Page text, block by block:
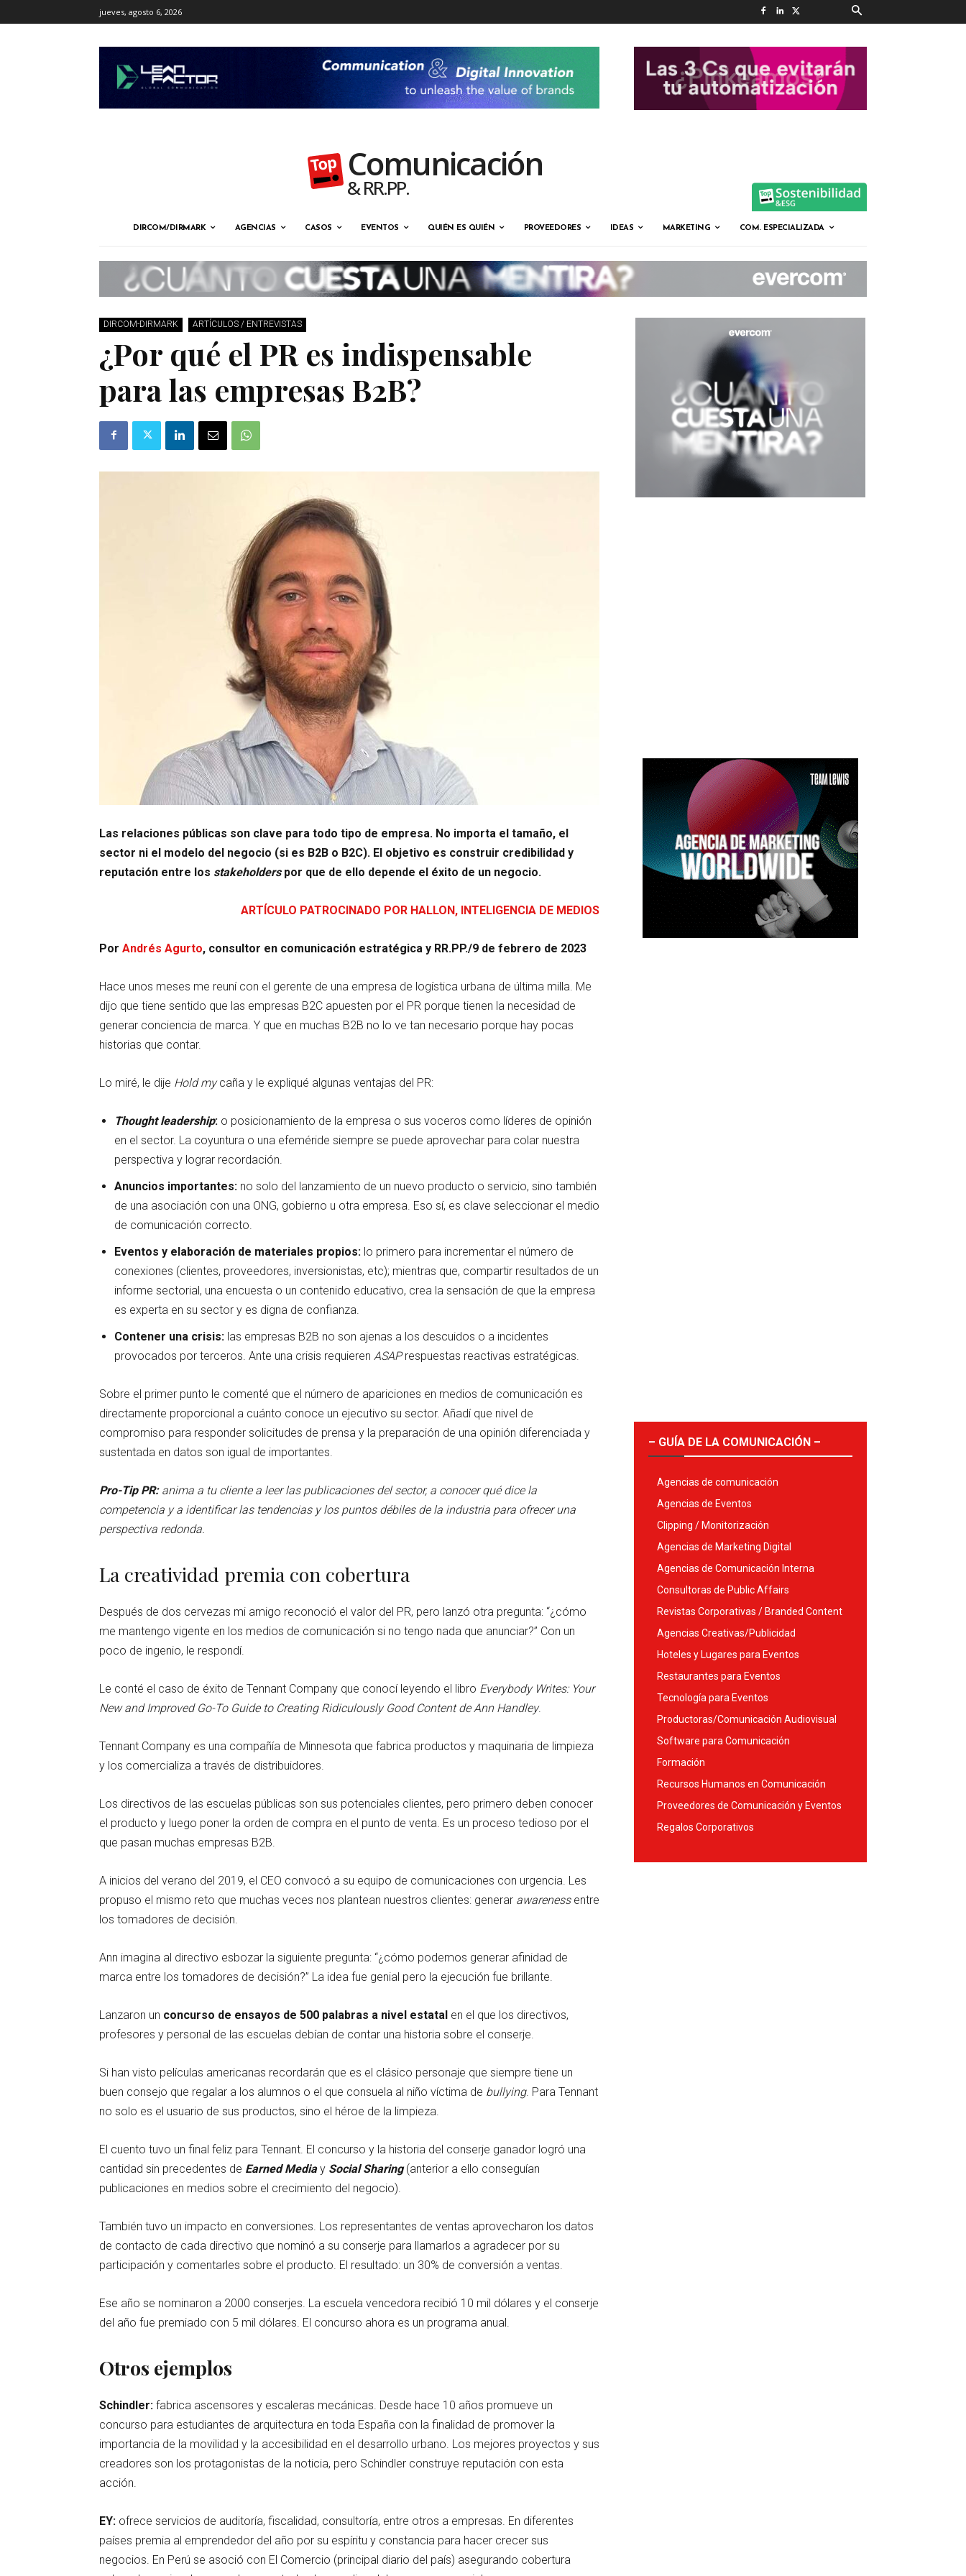
jueves, agosto 6, 2026
Comunicación
& RR.PP.
DIRCOM/DIRMARK AGENCIAS CASOS EVENTOS QUIÉN ES QUIÉN PROVEEDORES IDEAS MARKETING COM. ESPECIALIZADA
DIRCOM-DIRMARK ARTÍCULOS / ENTREVISTAS
¿Por qué el PR es indispensable
para las empresas B2B?
Las relaciones públicas son clave para todo tipo de empresa. No importa el tamaño, el
sector ni el modelo del negocio (si es B2B o B2C). El objetivo es construir credibilidad y
reputación entre los stakeholderspor que de ello depende el éxito de un negocio.
ARTÍCULO PATROCINADO POR HALLON, INTELIGENCIA DE MEDIOS
Por Andrés Agurto, consultor en comunicación estratégica y RR.PP./9 de febrero de 2023
Hace unos meses me reuní con el gerente de una empresa de logística urbana de última milla. Me
dijo que tiene sentido que las empresas B2C apuesten por el PR porque tienen la necesidad de
generar conciencia de marca. Y que en muchas B2B no lo ve tan necesario porque hay pocas
historias que contar.
Lo miré, le dije Hold mycaña y le expliqué algunas ventajas del PR:
Thought leadership: o posicionamiento de la empresa o sus voceros como líderes de opinión
en el sector. La coyuntura o una efeméride siempre se puede aprovechar para colar nuestra
perspectiva y lograr recordación.
Anuncios importantes: no solo del lanzamiento de un nuevo producto o servicio, sino también
de una asociación con una ONG, gobierno u otra empresa. Eso sí, es clave seleccionar el medio
de comunicación correcto.
Eventos y elaboración de materiales propios: lo primero para incrementar el número de
conexiones (clientes, proveedores, inversionistas, etc); mientras que, compartir resultados de un
informe sectorial, una encuesta o un contenido educativo, crea la sensación de que la empresa
es experta en su sector y es digna de confianza.
Contener una crisis: las empresas B2B no son ajenas a los descuidos o a incidentes
provocados por terceros. Ante una crisis requieren ASAPrespuestas reactivas estratégicas.
Sobre el primer punto le comenté que el número de apariciones en medios de comunicación es
directamente proporcional a cuánto conoce un ejecutivo su sector. Añadí que nivel de
compromiso para responder solicitudes de prensa y la preparación de una opinión diferenciada y
sustentada en datos son igual de importantes.
Pro-Tip PR:anima a tu cliente a leer las publicaciones del sector, a conocer qué dice la
competencia y a identificar las tendencias y los puntos débiles de la industria para ofrecer una
perspectiva redonda.
La creatividad premia con cobertura
Después de dos cervezas mi amigo reconoció el valor del PR, pero lanzó otra pregunta: “¿cómo
me mantengo vigente en los medios de comunicación si no tengo nada que anunciar?” Con un
poco de ingenio, le respondí.
Le conté el caso de éxito de Tennant Company que conocí leyendo el libro Everybody Writes: Your
New and Improved Go-To Guide to Creating Ridiculously Good Content de Ann Handley.
Tennant Company es una compañía de Minnesota que fabrica productos y maquinaria de limpieza
y los comercializa a través de distribuidores.
Los directivos de las escuelas públicas son sus potenciales clientes, pero primero deben conocer
el producto y luego poner la orden de compra en el punto de venta. Es un proceso tedioso por el
que pasan muchas empresas B2B.
A inicios del verano del 2019, el CEO convocó a su equipo de comunicaciones con urgencia. Les
propuso el mismo reto que muchas veces nos plantean nuestros clientes: generar awarenessentre
los tomadores de decisión.
Ann imagina al directivo esbozar la siguiente pregunta: “¿cómo podemos generar afinidad de
marca entre los tomadores de decisión?” La idea fue genial pero la ejecución fue brillante.
Lanzaron un concurso de ensayos de 500 palabras a nivel estatal en el que los directivos,
profesores y personal de las escuelas debían de contar una historia sobre el conserje.
Si han visto películas americanas recordarán que es el clásico personaje que siempre tiene un
buen consejo que regalar a los alumnos o el que consuela al niño víctima de bullying. Para Tennant
no solo es el usuario de sus productos, sino el héroe de la limpieza.
El cuento tuvo un final feliz para Tennant. El concurso y la historia del conserje ganador logró una
cantidad sin precedentes de Earned Mediay Social Sharing(anterior a ello conseguían
publicaciones en medios sobre el crecimiento del negocio).
También tuvo un impacto en conversiones. Los representantes de ventas aprovecharon los datos
de contacto de cada directivo que nominó a su conserje para llamarlos a agradecer por su
participación y comentarles sobre el producto. El resultado: un 30% de conversión a ventas.
Ese año se nominaron a 2000 conserjes. La escuela vencedora recibió 10 mil dólares y el conserje
del año fue premiado con 5 mil dólares. El concurso ahora es un programa anual.
Otros ejemplos
Schindler: fabrica ascensores y escaleras mecánicas. Desde hace 10 años promueve un
concurso para estudiantes de arquitectura en toda España con la finalidad de promover la
importancia de la movilidad y la accesibilidad en el desarrollo urbano. Los mejores proyectos y sus
creadores son los protagonistas de la noticia, pero Schindler construye reputación con esta
acción.
EY: ofrece servicios de auditoría, fiscalidad, consultoría, entre otros a empresas. En diferentes
países premia al emprendedor del año por su espíritu y constancia para hacer crecer sus
negocios. En Perú se asoció con El Comercio (principal diario del país) asegurando cobertura
– GUÍA DE LA COMUNICACIÓN –
Agencias de comunicación
Agencias de Eventos
Clipping / Monitorización
Agencias de Marketing Digital
Agencias de Comunicación Interna
Consultoras de Public Affairs
Revistas Corporativas / Branded Content
Agencias Creativas/Publicidad
Hoteles y Lugares para Eventos
Restaurantes para Eventos
Tecnología para Eventos
Productoras/Comunicación Audiovisual
Software para Comunicación
Formación
Recursos Humanos en Comunicación
Proveedores de Comunicación y Eventos
Regalos Corporativos